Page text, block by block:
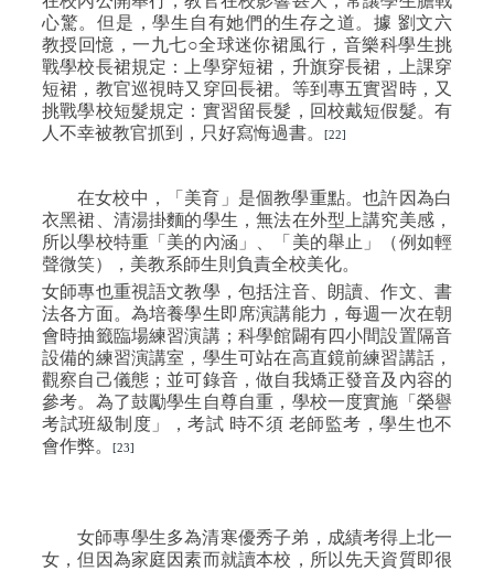
心驚。但是，學生自有她們的生存之道。據 劉文六
教授回憶，一九七○全球迷你裙風行，音樂科學生挑
戰學校長裙規定：上學穿短裙，升旗穿長裙，上課穿
短裙，教官巡視時又穿回長裙。等到專五實習時，又
挑戰學校短髮規定：實習留長髮，回校戴短假髮。有
人不幸被教官抓到，只好寫悔過書。
[22]
在女校中，「美育」是個教學重點。也許因為白
衣黑裙、清湯掛麵的學生，無法在外型上講究美感，
所以學校特重「美的內涵」、「美的舉止」（例如輕
聲微笑），美教系師生則負責全校美化。
女師專也重視語文教學，包括注音、朗讀、作文、書
法各方面。為培養學生即席演講能力，每週一次在朝
會時抽籤臨場練習演講；科學館闢有四小間設置隔音
設備的練習演講室，學生可站在高直鏡前練習講話，
觀察自己儀態；並可錄音，做自我矯正發音及內容的
參考。為了鼓勵學生自尊自重，學校一度實施「榮譽
考試班級制度」，考試 時不須 老師監考，學生也不
會作弊。
[23]
女師專學生多為清寒優秀子弟，成績考得上北一
女，但因為家庭因素而就讀本校，所以先天資質即很